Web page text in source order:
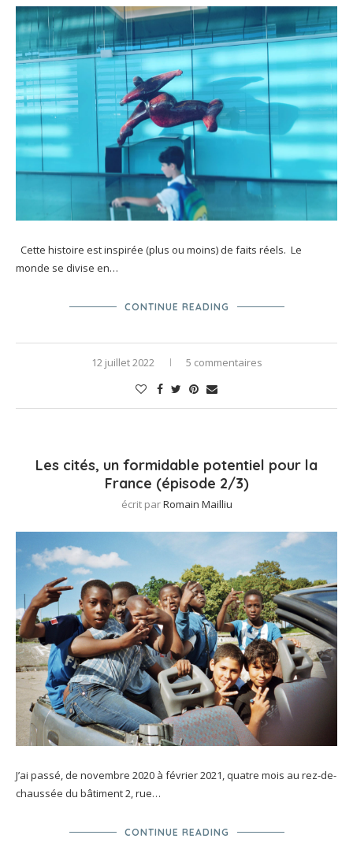
Cette histoire est inspirée (plus ou moins) de faits réels. Le
monde se divise en…
CONTINUE READING
12 juillet 2022 5 commentaires
Les cités, un formidable potentiel pour la
France (épisode 2/3)
écrit parRomain Mailliu
J’ai passé, de novembre 2020 à février 2021, quatre mois au rez-de-
chaussée du bâtiment 2, rue…
CONTINUE READING